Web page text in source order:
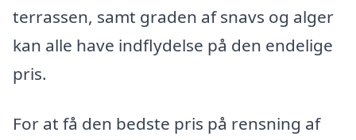
terrassen, samt graden af snavs og alger
kan alle have indflydelse på den endelige
pris.
For at få den bedste pris på rensning af